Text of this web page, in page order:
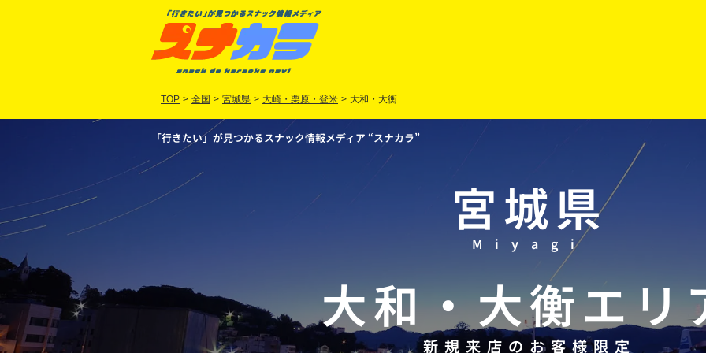
TOP > 全国 > 宮城県 > 大崎・栗原・登米 > 大和・大衡
「行きたい」が見つかるスナック情報メディア “スナカラ”
宮城県
Miyagi
大和・大衡エリ
新規来店のお客様限定